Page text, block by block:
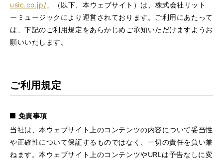
usic.co.jp/ 」（以下、本ウェブサイト）は、株式会社リット
ーミュージックにより運営されております。ご利用にあたって
は、下記のご利用規定をあらかじめご承知いただけますようお
願いいたします。
ご利用規定
免責事項
当社は、本ウェブサイト上のコンテンツの内容について妥当性
や正確性について保証するものではなく、一切の責任を負い兼
ねます。本ウェブサイト上のコンテンツやURLは予告なしに変